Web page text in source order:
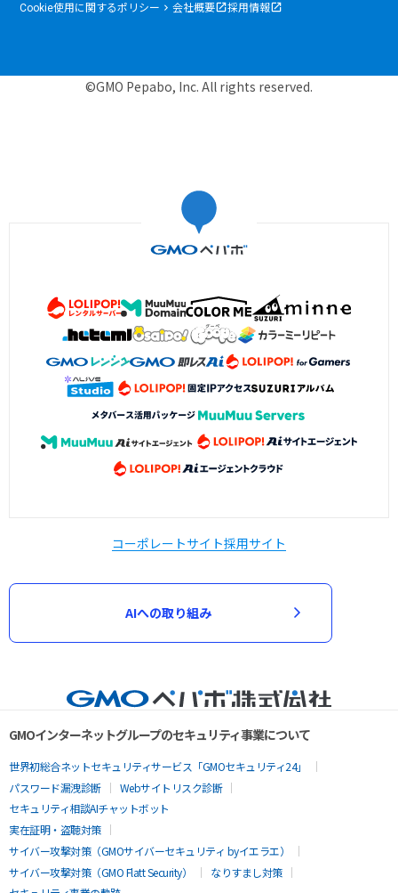
Cookie使用に関するポリシー
会社概要 採用情報
©GMO Pepabo, Inc. All rights reserved.
コーポレートサイト採用サイト
AIへの取り組み
GMOインターネットグループのセキュリティ事業について
世界初総合ネットセキュリティサービス「GMOセキュリティ24」
パスワード漏洩診断
Webサイトリスク診断
セキュリティ相談AIチャットボット
実在証明・盗聴対策
サイバー攻撃対策（GMOサイバーセキュリティ byイエラエ）
サイバー攻撃対策（GMO Flatt Security）
なりすまし対策